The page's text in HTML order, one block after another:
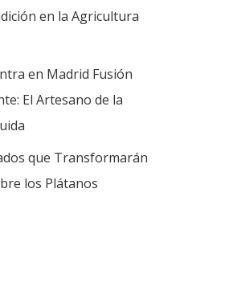
en la Agricultura
en Madrid Fusión
El Artesano de la
que Transformarán
los Plátanos